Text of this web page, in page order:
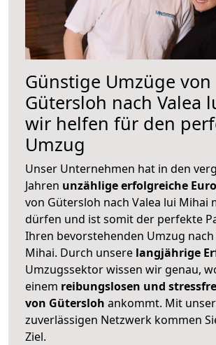
Günstige Umzüge von
Gütersloh nach Valea
wir helfen für den
Umzug
Unser Unternehmen hat in den
Jahren unzählige erfolgreiche
von Gütersloh nach Valea lui Mihai
dürfen und ist somit der perfekte
Ihren bevorstehenden Umzug nach
Mihai. Durch unsere langjährige
Umzugssektor wissen wir genau,
einem reibungslosen und
von Gütersloh ankommt. Mit
zuverlässigen Netzwerk kommen
Ziel.